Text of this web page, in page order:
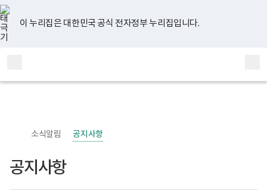
너
비
767px
이
하
이 누리집은 대한민국 공식 전자정부 누리집입니다.
지
검
메
홈
소식알림 공지사항
공지사항
유
튜
브
페
이
스
북
인
스
타
그
램
블
로
그